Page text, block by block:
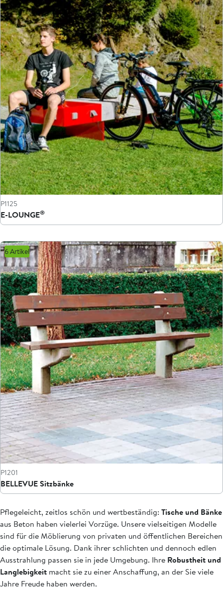
P1125
E-LOUNGE®
6 Artikel
P1201
BELLEVUE Sitzbänke
Pflegeleicht, zeitlos schön und wertbeständig: Tische und Bänke
aus Beton haben vielerlei Vorzüge. Unsere vielseitigen Modelle
sind für die Möblierung von privaten und öffentlichen Bereichen
die optimale Lösung. Dank ihrer schlichten und dennoch edlen
Ausstrahlung passen sie in jede Umgebung. Ihre Robustheit und
Langlebigkeit macht sie zu einer Anschaffung, an der Sie viele
Jahre Freude haben werden.